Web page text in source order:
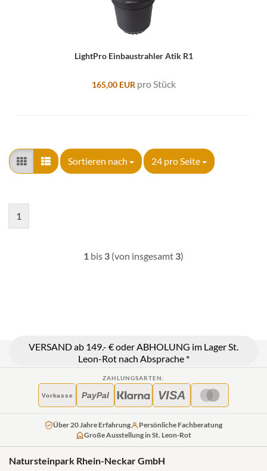
LightPro Einbaustrahler Atik R1
165,00 EUR pro Stück
Sortieren nach
Sortieren nach 24 pro Seite
pro Seite
1
1 bis 3 (von insgesamt 3)
VERSAND ab 149.- € oder ABHOLUNG im Lager St.
Leon-Rot nach Absprache *
ZAHLUNGSARTEN:
Vorkasse PayPal VISA
Über 20 Jahre Erfahrung
Persönliche Fachberatung
Große Ausstellung in St. Leon-Rot
Natursteinpark Rhein-Neckar GmbH